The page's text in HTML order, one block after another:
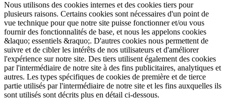
Nous utilisons des cookies internes et des cookies tiers pour
plusieurs raisons. Certains cookies sont nécessaires d'un point de
vue technique pour que notre site puisse fonctionner et/ou vous
fournir des fonctionnalités de base, et nous les appelons cookies
&laquo; essentiels &raquo;. D'autres cookies nous permettent de
suivre et de cibler les intérêts de nos utilisateurs et d'améliorer
l'expérience sur notre site. Des tiers utilisent également des cookies
par l'intermédiaire de notre site à des fins publicitaires, analytiques et
autres. Les types spécifiques de cookies de première et de tierce
partie utilisés par l'intermédiaire de notre site et les fins auxquelles ils
sont utilisés sont décrits plus en détail ci-dessous.